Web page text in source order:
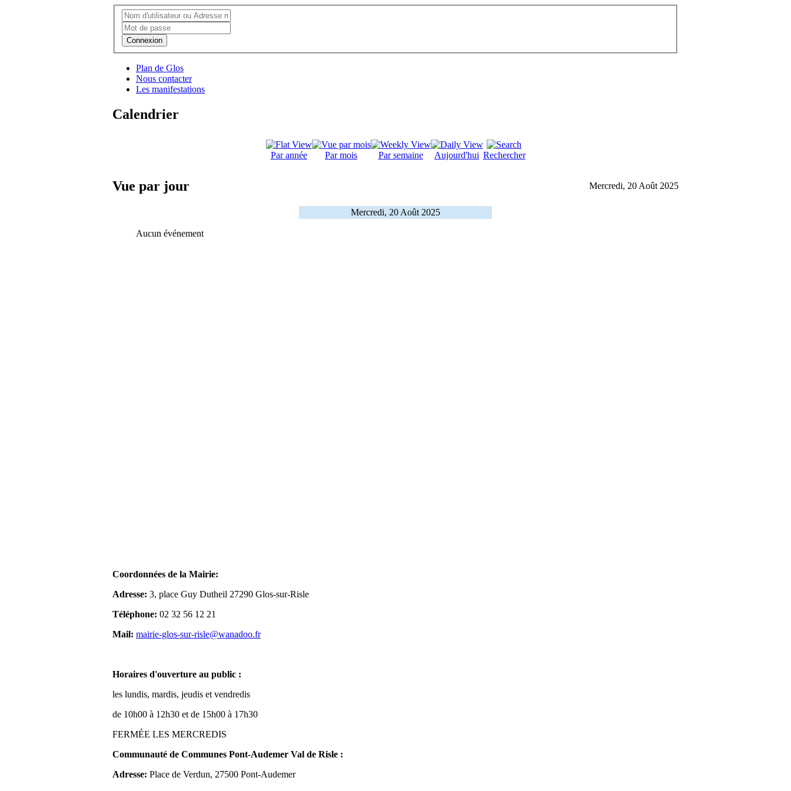
Connexion
Plan de Glos
Nous contacter
Les manifestations
Calendrier
Par année Par mois Par semaine Aujourd'hui Rechercher
Vue par jour Mercredi, 20 Août 2025
Mercredi, 20 Août 2025
Aucun événement
Coordonnées de la Mairie:
Adresse: 3, place Guy Dutheil 27290 Glos-sur-Risle
Téléphone: 02 32 56 12 21
Mail: mairie-glos-sur-risle@wanadoo.fr
Horaires d'ouverture au public :
les lundis, mardis, jeudis et vendredis
de 10h00 à 12h30 et de 15h00 à 17h30
FERMÉE LES MERCREDIS
Communauté de Communes Pont-Audemer Val de Risle :
Adresse: Place de Verdun, 27500 Pont-Audemer